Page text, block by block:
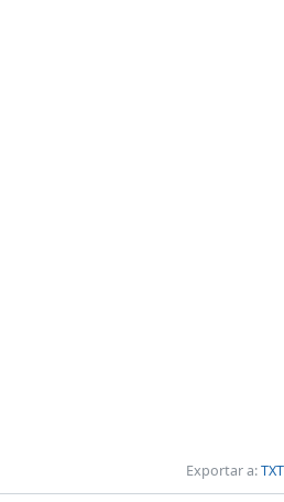
Exportar a:TXT